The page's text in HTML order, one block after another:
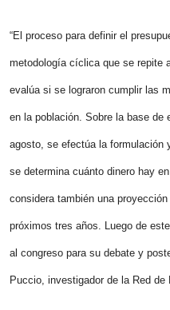
“El proceso para definir el
metodología cíclica que se repite
evalúa si se lograron cumplir las
en la población. Sobre la base
agosto, se efectúa la formulación
se determina cuánto dinero hay
considera también una
próximos tres años. Luego de
al congreso para su debate y
Puccio, investigador de la Red de